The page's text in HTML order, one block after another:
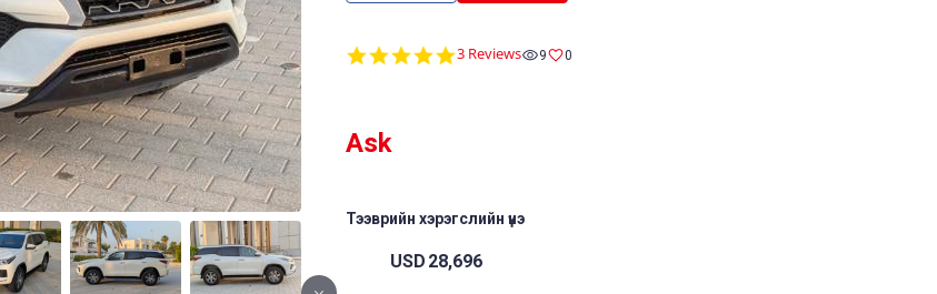
5.0
3 Reviews 9 0
Ask
Тээврийн хэрэгслийн үнэ
USD 28,696